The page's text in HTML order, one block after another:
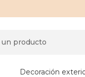
Decoración